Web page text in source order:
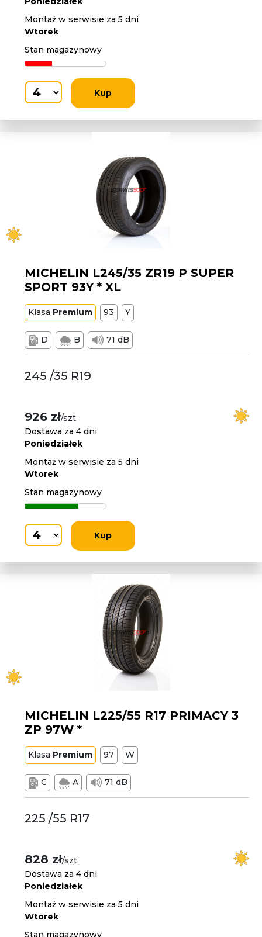
Montaż w serwisie za 5 dni
Wtorek
Stan magazynowy
Kup
MICHELIN L245/35 ZR19 P SUPER
SPORT 93Y * XL
Klasa Premium 93 Y
D B 71 dB
245 /35 R19
926 zł/szt.
Dostawa za 4 dni
Poniedziałek
Montaż w serwisie za 5 dni
Wtorek
Stan magazynowy
Kup
MICHELIN L225/55 R17 PRIMACY 3
ZP 97W *
Klasa Premium 97 W
C A 71 dB
225 /55 R17
828 zł/szt.
Dostawa za 4 dni
Poniedziałek
Montaż w serwisie za 5 dni
Wtorek
Stan magazynowy